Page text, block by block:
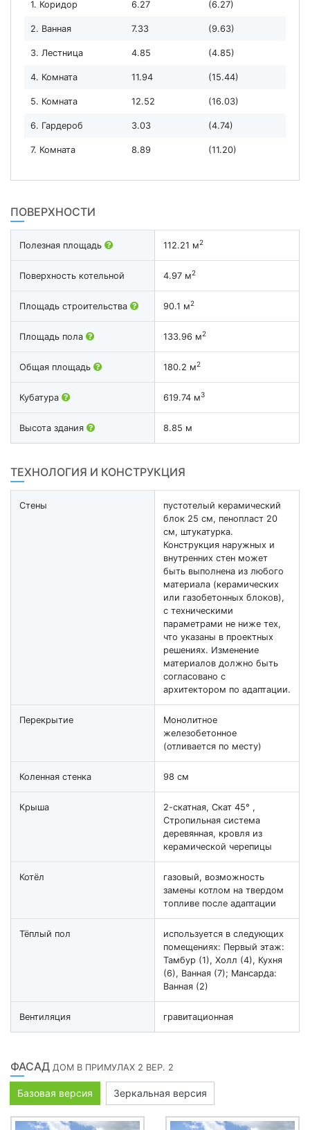
1. Коридор 6.27 (6.27)
2. Ванная 7.33 (9.63)
3. Лестница 4.85 (4.85)
4. Комната 11.94 (15.44)
5. Комната 12.52 (16.03)
6. Гардероб 3.03 (4.74)
7. Комната 8.89 (11.20)
ПОВЕРХНОСТИ
Полезная площадь 112.21 м2
Поверхность котельной 4.97 м2
Площадь строительства 90.1 м2
Площадь пола 133.96 м2
Общая площадь 180.2 м2
Кубатура 619.74 м3
Высота здания 8.85 м
ТЕХНОЛОГИЯ И КОНСТРУКЦИЯ
Стены
пустотелый керамический
блок 25 см, пенопласт 20
см, штукатурка.
Конструкция наружных и
внутренних стен может
быть выполнена из любого
материала (керамических
или газобетонных блоков),
с техническими
параметрами не ниже тех,
что указаны в проектных
решениях. Изменение
материалов должно быть
согласовано с
архитектором по адаптации.
Перекрытие
Монолитное
железобетонное
(отливается по месту)
Коленная стенка 98 см
Крыша
2-скатная, Скат 45° ,
Стропильная система
деревянная, кровля из
керамической черепицы
Котёл
газовый, возможность
замены котлом на твердом
топливе после адаптации
Тёплый пол
используется в следующих
помещениях: Первый этаж:
Тамбур (1), Холл (4), Кухня
(6), Ванная (7); Мансарда:
Ванная (2)
Вентиляция гравитационная
ФАСАД ДОМ В ПРИМУЛАХ 2 ВЕР. 2
Базовая версия Зеркальная версия